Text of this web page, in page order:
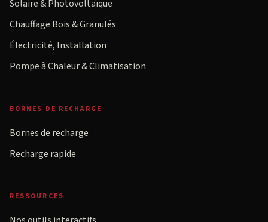
Solaire & Photovoltaïque
Chauffage Bois & Granulés
Électricité, Installation
Pompe à Chaleur & Climatisation
BORNES DE RECHARGE
Bornes de recharge
Recharge rapide
RESSOURCES